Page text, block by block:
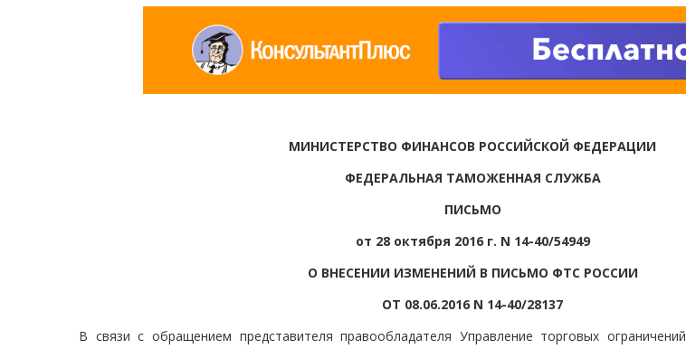
МИНИСТЕРСТВО ФИНАНСОВ РОССИЙСКОЙ ФЕДЕРАЦИИ
ФЕДЕРАЛЬНАЯ ТАМОЖЕННАЯ СЛУЖБА
ПИСЬМО
от 28 октября 2016 г. N 14-40/54949
О ВНЕСЕНИИ ИЗМЕНЕНИЙ В ПИСЬМО ФТС РОССИИ
ОТ 08.06.2016 N 14-40/28137
В связи с обращением представителя правообладателя Управление торговых